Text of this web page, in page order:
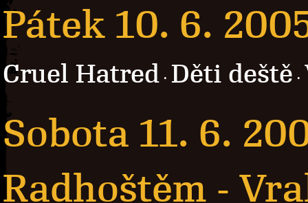
Pátek 10. 6.
Cruel Hatred · Děti deště ·
Sobota 11. 6.
Radhoštěm -